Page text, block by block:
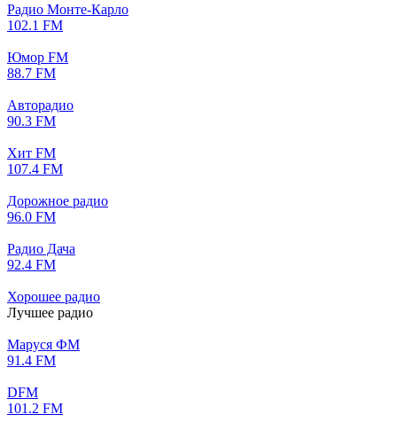
Радио Монте-Карло
102.1 FM
Юмор FM
88.7 FM
Авторадио
90.3 FM
Хит FM
107.4 FM
Дорожное радио
96.0 FM
Радио Дача
92.4 FM
Хорошее радио
Лучшее радио
Маруся ФМ
91.4 FM
DFM
101.2 FM